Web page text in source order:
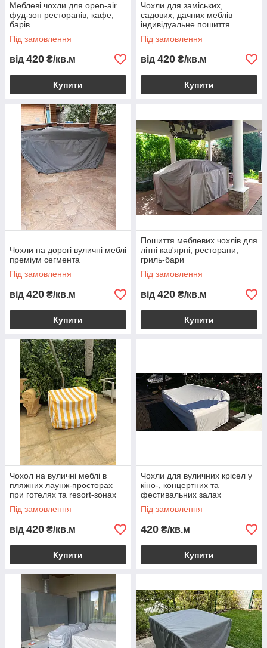
Меблеві чохли для open-air
фуд-зон ресторанів, кафе,
барів
Під замовлення
від 420 ₴/кв.м
Купити
Чохли для заміських,
садових, дачних меблів
індивідуальне пошиття
Під замовлення
від 420 ₴/кв.м
Купити
Чохли на дорогі вуличні меблі
преміум сегмента
Під замовлення
від 420 ₴/кв.м
Купити
Пошиття меблевих чохлів для
літні кав'ярні, ресторани,
гриль-бари
Під замовлення
від 420 ₴/кв.м
Купити
Чохол на вуличні меблі в
пляжних лаунж-просторах
при готелях та resort-зонах
Під замовлення
від 420 ₴/кв.м
Купити
Чохли для вуличних крісел у
кіно-, концертних та
фестивальних залах
Під замовлення
420 ₴/кв.м
Купити